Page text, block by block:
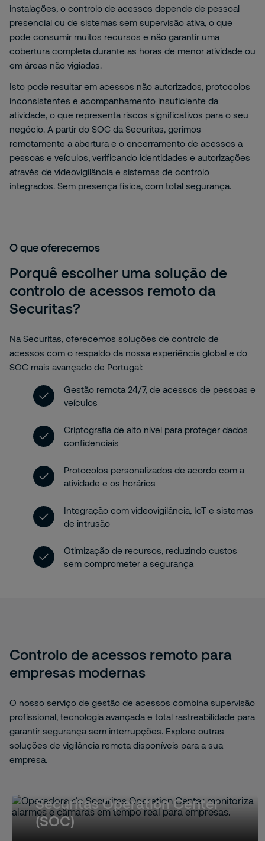
instalações, o controlo de acessos depende de pessoal
presencial ou de sistemas sem supervisão ativa, o que
pode consumir muitos recursos e não garantir uma
cobertura completa durante as horas de menor atividade ou
em áreas não vigiadas.
Isto pode resultar em acessos não autorizados, protocolos
inconsistentes e acompanhamento insuficiente da
atividade, o que representa riscos significativos para o seu
negócio. A partir do SOC da Securitas, gerimos
remotamente a abertura e o encerramento de acessos a
pessoas e veículos, verificando identidades e autorizações
através de videovigilância e sistemas de controlo
integrados. Sem presença física, com total segurança.
O que oferecemos
Porquê escolher uma solução de
controlo de acessos remoto da
Securitas?
Na Securitas, oferecemos soluções de controlo de
acessos com o respaldo da nossa experiência global e do
SOC mais avançado de Portugal:
Gestão remota 24/7, de acessos de pessoas e
veículos
Criptografia de alto nível para proteger dados
confidenciais
Protocolos personalizados de acordo com a
atividade e os horários
Integração com videovigilância, IoT e sistemas
de intrusão
Otimização de recursos, reduzindo custos
sem comprometer a segurança
Controlo de acessos remoto para
empresas modernas
O nosso serviço de gestão de acessos combina supervisão
profissional, tecnologia avançada e total rastreabilidade para
garantir segurança sem interrupções. Explore outras
soluções de vigilância remota disponíveis para a sua
empresa.
Securitas Operation Center
(SOC)